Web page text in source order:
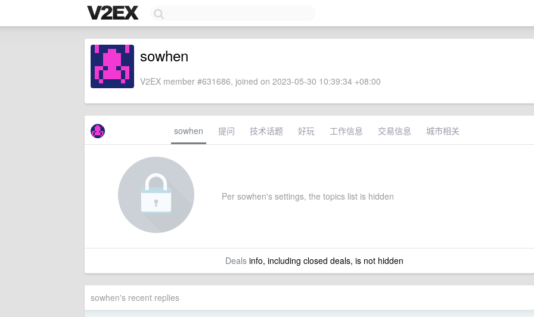
sowhen
V2EX member #631686, joined on 2023-05-30 10:39:34 +08:00
sowhen 提问 技术话题 好玩 工作信息 交易信息 城市相关
Per sowhen's settings, the topics list is hidden
Dealsinfo, including closed deals, is not hidden
sowhen's recent replies